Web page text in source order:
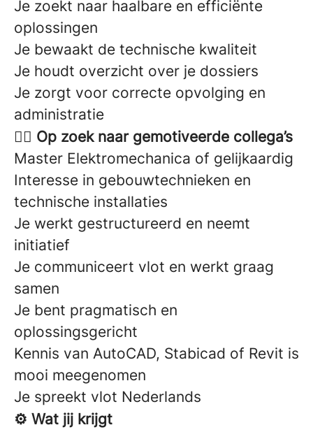
Je zoekt naar haalbare en efficiënte
oplossingen
Je bewaakt de technische kwaliteit
Je houdt overzicht over je dossiers
Je zorgt voor correcte opvolging en
administratie
👷‍♂️ Op zoek naar gemotiveerde collega’s
Master Elektromechanica of gelijkaardig
Interesse in gebouwtechnieken en
technische installaties
Je werkt gestructureerd en neemt
initiatief
Je communiceert vlot en werkt graag
samen
Je bent pragmatisch en
oplossingsgericht
Kennis van AutoCAD, Stabicad of Revit is
mooi meegenomen
Je spreekt vlot Nederlands
⚙️ Wat jij krijgt